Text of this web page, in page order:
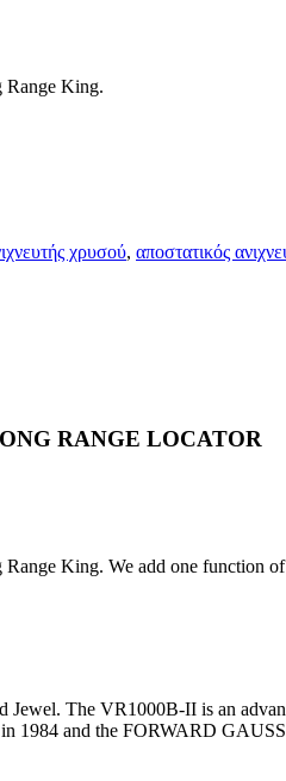
Range King.
χρυσού, αποστατικός
RANGE LOCATOR
King. We add one function
The VR1000B-II is an
1984 and the FORWARD